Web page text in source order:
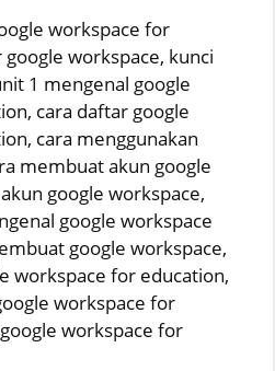
workspace for
workspace, kunci
1 mengenal google
cara daftar google
cara menggunakan
membuat akun google
google workspace,
google workspace
google workspace,
workspace for education,
workspace for
workspace for